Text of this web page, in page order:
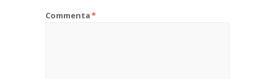
Commenta*